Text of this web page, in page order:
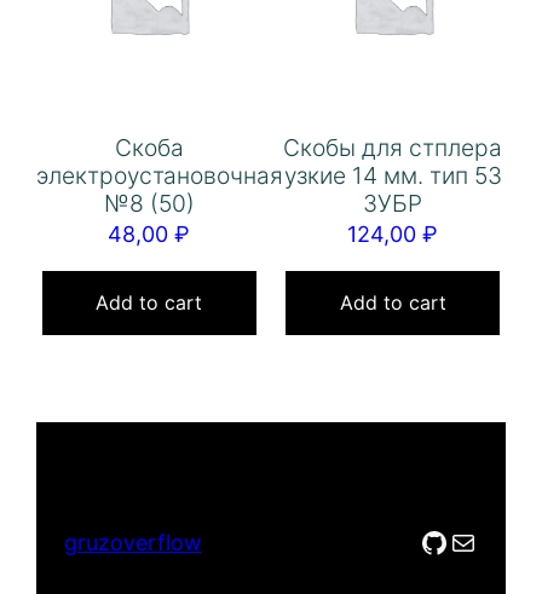
Скоба
электроустановочная
№8 (50)
48,00₽
Add to cart
Скобы для стплера
узкие 14 мм. тип 53
ЗУБР
124,00₽
Add to cart
gruzoverflow GitHub
Mail